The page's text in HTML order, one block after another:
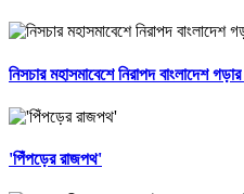
নিসচার মহাসমাবেশে নিরাপদ বাংলাদেশ
'পিঁপড়ের রাজপথ'